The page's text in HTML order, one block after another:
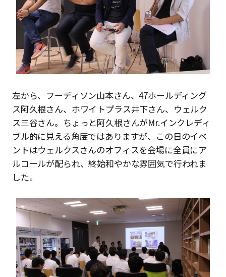
左から、フーディソン山本さん、47ホールディング
ス阿久根さん、ホワイトプラス井下さん、ウェルク
ス三谷さん。ちょっと阿久根さんがMr.インクレディ
ブル的に見える角度ではありますが、この日のイベ
ントはウェルクスさんのオフィスを会場に全員にア
ルコールが配られ、終始和やかな雰囲気で行われま
した。